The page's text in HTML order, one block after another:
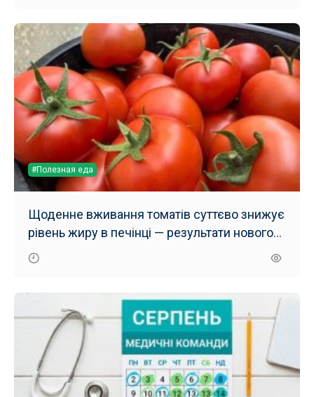
#Полезная еда
Щоденне вживання томатів суттєво знижує
рівень жиру в печінці — результати нового
дослідження